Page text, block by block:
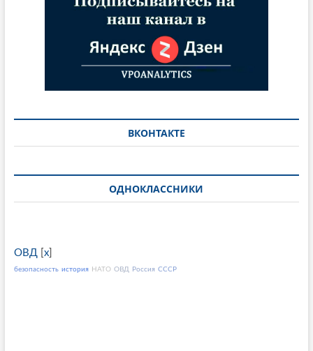
ВКОНТАКТЕ
ОДНОКЛАССНИКИ
ОВД[ x]
безопасность история НАТО ОВД Россия СССР